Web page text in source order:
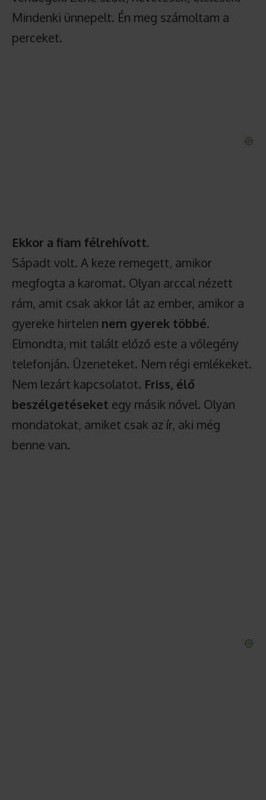
Mindenki ünnepelt. Én meg számoltam a
perceket.
Ekkor a fiam félrehívott.
Sápadt volt. A keze remegett, amikor
megfogta a karomat. Olyan arccal nézett
rám, amit csak akkor lát az ember, amikor a
gyereke hirtelen nem gyerek többé.
Elmondta, mit talált előző este a vőlegény
telefonján. Üzeneteket. Nem régi emlékeket.
Nem lezárt kapcsolatot. Friss, élő
beszélgetéseket egy másik nővel. Olyan
mondatokat, amiket csak az ír, aki még
benne van.